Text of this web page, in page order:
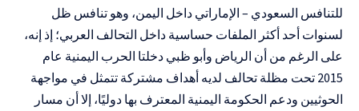
للتنافس السعودي – الإماراتي داخل اليمن، وهو تنافس ظل
لسنوات أحد أكثر الملفات حساسية داخل التحالف العربي؛ إذ إنه،
على الرغم من أن الرياض وأبو ظبي دخلتا الحرب اليمنية عام
2015 تحت مظلة تحالف لديه أهداف مشتركة تتمثل في مواجهة
الحوثيين ودعم الحكومة اليمنية المعترف بها دوليًا، إلا أن مسار